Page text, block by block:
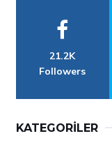
21.2K
Followers
KATEGORILER